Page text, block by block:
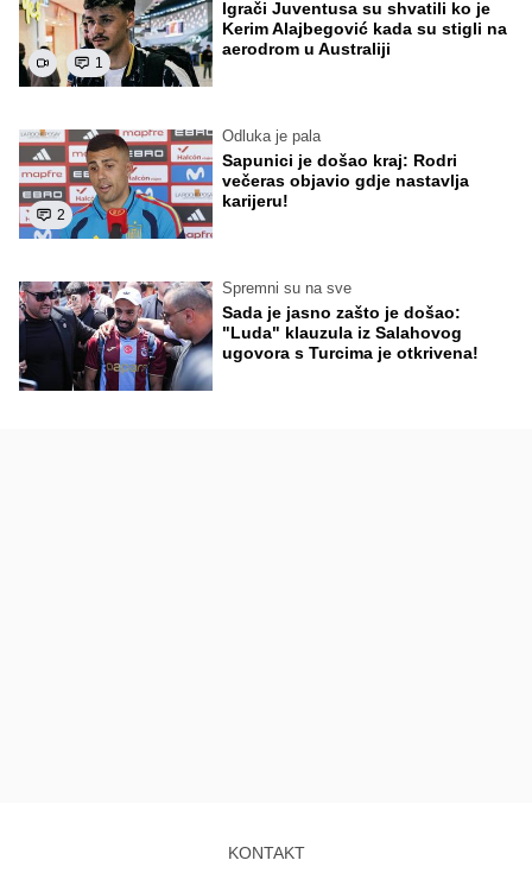
1
Igrači Juventusa su shvatili ko je
Kerim Alajbegović kada su stigli na
aerodrom u Australiji
2
Odluka je pala
Sapunici je došao kraj: Rodri
večeras objavio gdje nastavlja
karijeru!
Spremni su na sve
Sada je jasno zašto je došao:
"Luda" klauzula iz Salahovog
ugovora s Turcima je otkrivena!
KONTAKT